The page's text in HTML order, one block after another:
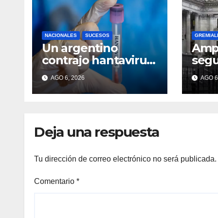
NACIONALES SUCESOS
Un argentino
contrajo hantavirus
durante un viaje por
Europa y
permanece aislado
AGO 6, 2026
de
AGO
Deja una respuesta
Tu dirección de correo electrónico no será publicada.
Comentario *